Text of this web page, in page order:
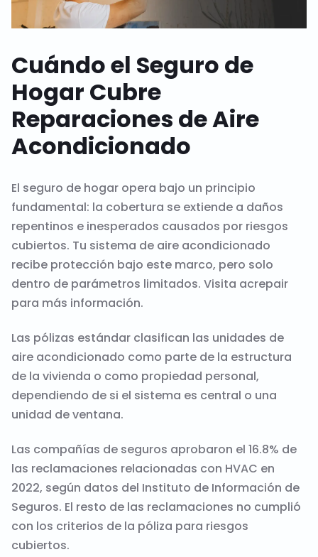
Cuándo el Seguro de
Hogar Cubre
Reparaciones de Aire
Acondicionado
El seguro de hogar opera bajo un principio
fundamental: la cobertura se extiende a daños
repentinos e inesperados causados por riesgos
cubiertos. Tu sistema de aire acondicionado
recibe protección bajo este marco, pero solo
dentro de parámetros limitados. Visita acrepair
para más información.
Las pólizas estándar clasifican las unidades de
aire acondicionado como parte de la estructura
de la vivienda o como propiedad personal,
dependiendo de si el sistema es central o una
unidad de ventana.
Las compañías de seguros aprobaron el 16.8% de
las reclamaciones relacionadas con HVAC en
2022, según datos del Instituto de Información de
Seguros. El resto de las reclamaciones no cumplió
con los criterios de la póliza para riesgos
cubiertos.